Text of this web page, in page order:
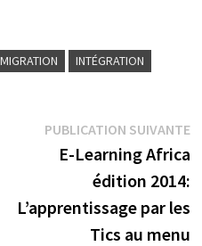
INTÉGRATION
:
PUBLICATION SUIVANTE
E-Learning Africa
édition 2014:
L’apprentissage par les
Tics au menu